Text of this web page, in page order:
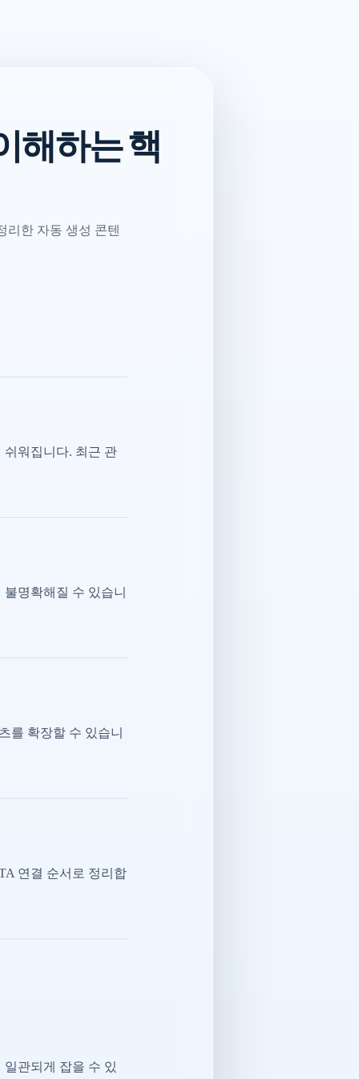
해하는 핵
리한 자동 생성 콘텐
쉬워집니다. 최근 관
명확해질 수 있습니
를 확장할 수 있습니
연결 순서로 정리합
관되게 잡을 수 있